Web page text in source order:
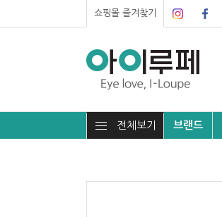
쇼핑몰 즐겨찾기
전체보기 브랜드